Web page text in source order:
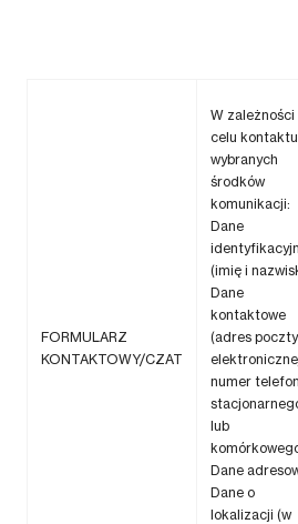
FORMULARZ
KONTAKTOWY/CZAT
W zależności
celu
wybranych
środków
komunikacji:
Dane
(imię i
Dane
kontaktowe
(adres poczty
numer
lub
Dane
Dane o
lokalizacji (w